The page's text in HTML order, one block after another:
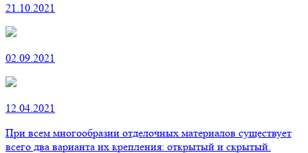
21.10.2021
02.09.2021
12.04.2021
При всем многообразии отделочных материалов существует
всего два варианта их крепления: открытый и скрытый.